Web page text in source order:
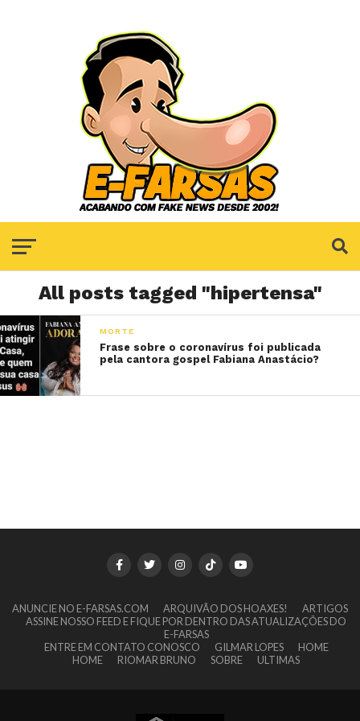
All posts tagged "hipertensa"
MORTE
Frase sobre o coronavírus foi publicada
pela cantora gospel Fabiana Anastácio?
ANUNCIE NO E-FARSAS.COM ARQUIVÃO DOS HOAXES!
ARTIGOS
ASSINE NOSSO FEED E FIQUE POR DENTRO DAS ATUALIZAÇÕES DO
E-FARSAS
ENTRE EM CONTATO CONOSCO
GILMAR LOPES
HOME
HOME
RIOMAR BRUNO SOBRE ULTIMAS